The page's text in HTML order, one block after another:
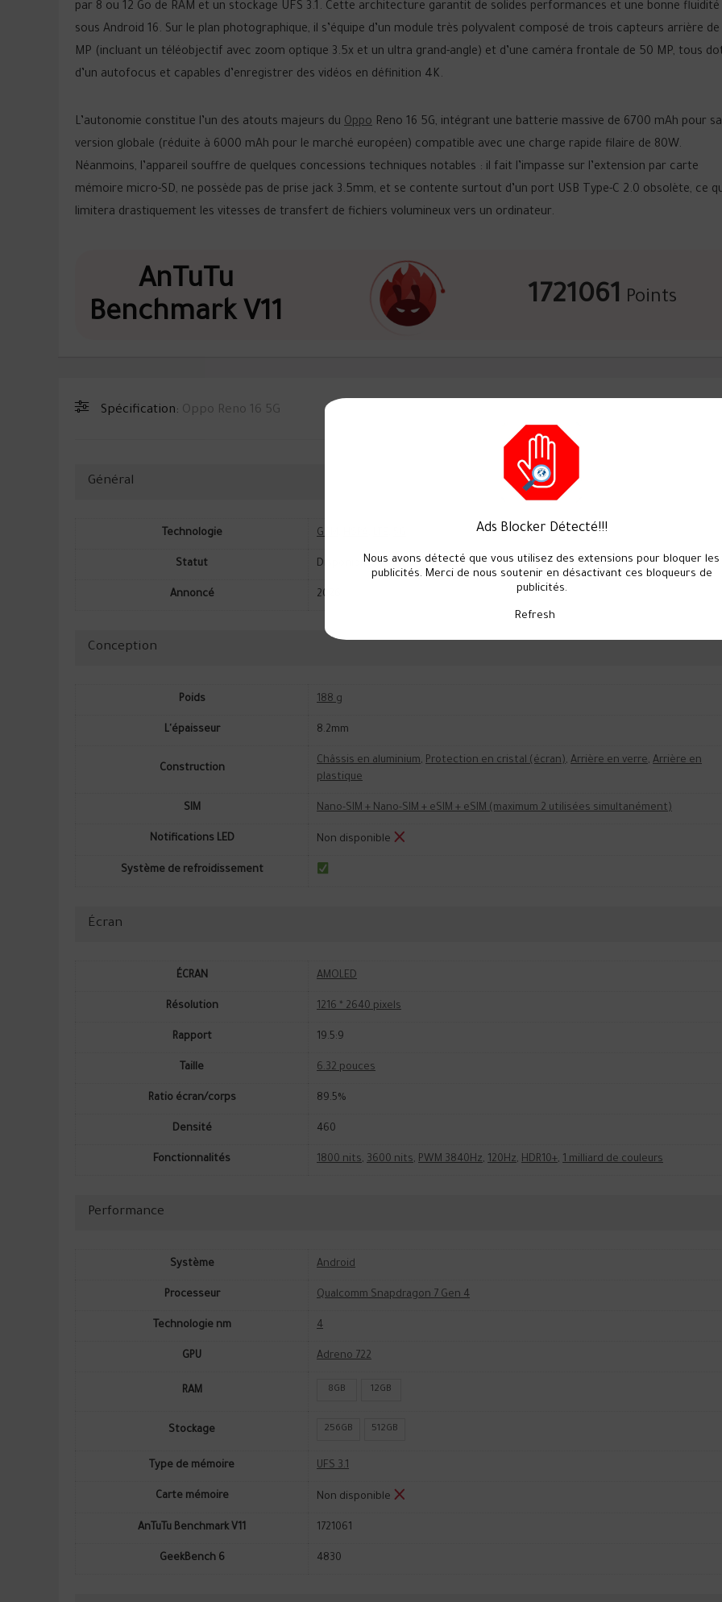
par 8 ou 12 Go de RAM et un stockage UFS 3.1. Cette architecture garantit de solides performances et une bonne fluidité
sous Android 16. Sur le plan photographique, il s’équipe d’un module très polyvalent composé de trois capteurs arrière
MP (incluant un téléobjectif avec zoom optique 3.5x et un ultra grand-angle) et d’une caméra frontale de 50 MP, tous
d’un autofocus et capables d’enregistrer des vidéos en définition 4K.
L’autonomie constitue l’un des atouts majeurs du Oppo Reno 16 5G, intégrant une batterie massive de 6700 mAh pour sa
version globale (réduite à 6000 mAh pour le marché européen) compatible avec une charge rapide filaire de 80W.
Néanmoins, l’appareil souffre de quelques concessions techniques notables : il fait l’impasse sur l’extension par carte
mémoire micro-SD, ne possède pas de prise jack 3.5mm, et se contente surtout d’un port USB Type-C 2.0 obsolète, ce
limitera drastiquement les vitesses de transfert de fichiers volumineux vers un ordinateur.
AnTuTu
Benchmark V11
1721061 Points
Spécification: Oppo Reno 16 5G
Général
Technologie GSM
Statut Disponible
Annoncé 2026
Conception
Poids 188 g
L'épaisseur 8.2mm
Construction
Châssis en aluminium, Protection en cristal (écran), Arrière en verre, Arrière en
plastique
SIM Nano-SIM + Nano-SIM + eSIM + eSIM (maximum 2 utilisées simultanément)
Notifications LED Non disponible
Système de refroidissement
Écran
ÉCRAN AMOLED
Résolution 1216 * 2640 pixels
Rapport 19.5:9
Taille 6.32 pouces
Ratio écran/corps 89.5%
Densité 460
Fonctionnalités 1800 nits, 3600 nits, PWM 3840Hz, 120Hz, HDR10+, 1 milliard de couleurs
Performance
Système Android
Processeur Qualcomm Snapdragon 7 Gen 4
Technologie nm 4
GPU Adreno 722
RAM 8GB 12GB
Stockage 256GB 512GB
Type de mémoire UFS 3.1
Carte mémoire Non disponible
AnTuTu Benchmark V11 1721061
GeekBench 6 4830
Ads Blocker Détecté!!!
Nous avons détecté que vous utilisez des extensions pour bloquer les
publicités. Merci de nous soutenir en désactivant ces bloqueurs de
publicités.
Refresh